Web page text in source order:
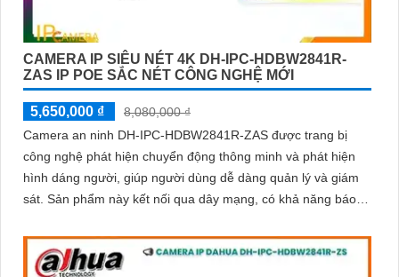
CAMERA IP SIÊU NÉT 4K DH-IPC-HDBW2841R-
ZAS IP POE SẮC NÉT CÔNG NGHỆ MỚI
5,650,000 ₫
8,080,000 ₫
Camera an ninh DH-IPC-HDBW2841R-ZAS được trang bị
công nghệ phát hiện chuyển động thông minh và phát hiện
hình dáng người, giúp người dùng dễ dàng quản lý và giám
sát. Sản phẩm này kết nối qua dây mạng, có khả năng báo